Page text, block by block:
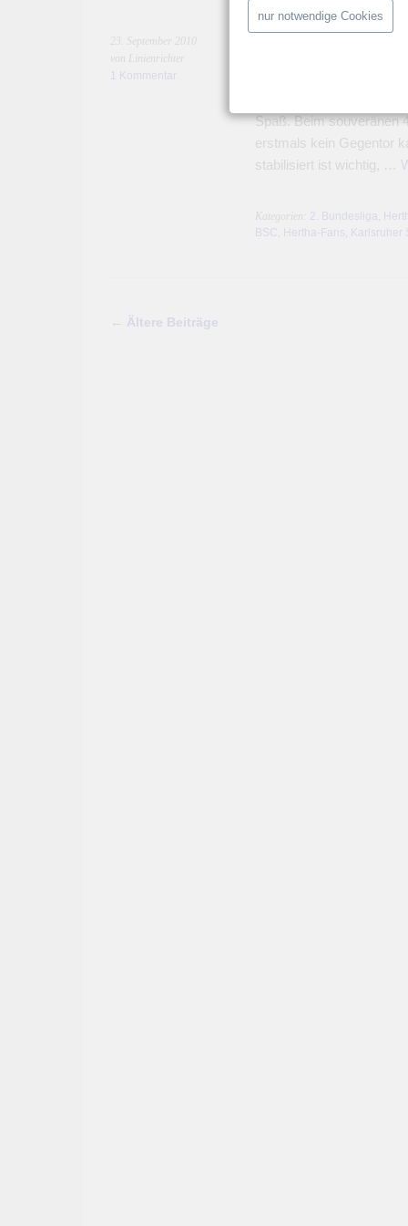
23. September 2010
von Linienrichter
1 Kommentar
Spaß. Beim souveränen
erstmals kein Gegentor
stabilisiert ist wichtig, …
Kategorien: 2. Bundesliga ,
BSC , Hertha-Fans , Karlsruher
← Ältere Beiträge
nur notwendige Cookies